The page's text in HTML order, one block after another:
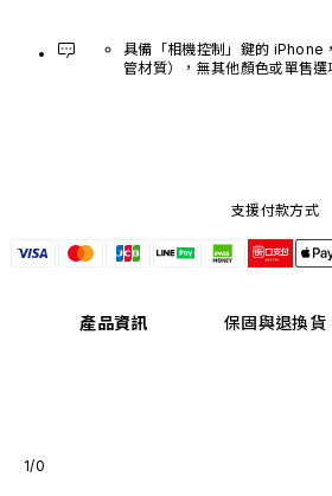
具備「相機控制」鍵的 iPhone
管材質），無其他顏色或單售選
支援付款方式
產品資訊 保固與退換貨
1/0